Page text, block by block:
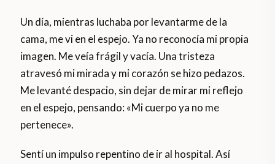
Un día, mientras luchaba por levantarme de la
cama, me vi en el espejo. Ya no reconocía mi propia
imagen. Me veía frágil y vacía. Una tristeza
atravesó mi mirada y mi corazón se hizo pedazos.
Me levanté despacio, sin dejar de mirar mi reflejo
en el espejo, pensando: «Mi cuerpo ya no me
pertenece».
Sentí un impulso repentino de ir al hospital. Así